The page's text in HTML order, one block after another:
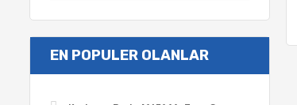
EN POPULER OLANLAR